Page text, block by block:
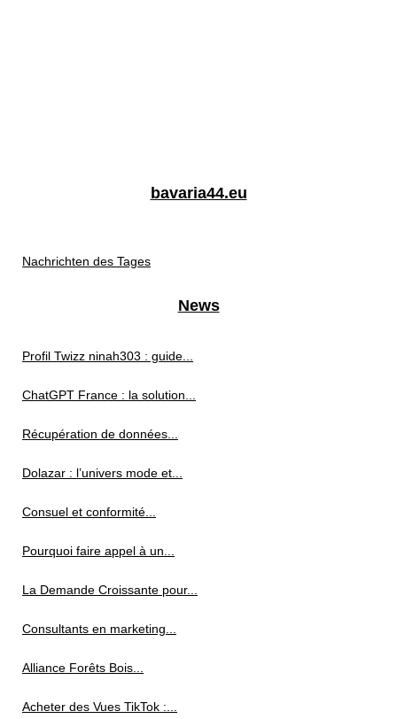
bavaria44.eu
Nachrichten des Tages
News
Profil Twizz ninah303 : guide...
ChatGPT France : la solution...
Récupération de données...
Dolazar : l’univers mode et...
Consuel et conformité...
Pourquoi faire appel à un...
La Demande Croissante pour...
Consultants en marketing...
Alliance Forêts Bois...
Acheter des Vues TikTok :...